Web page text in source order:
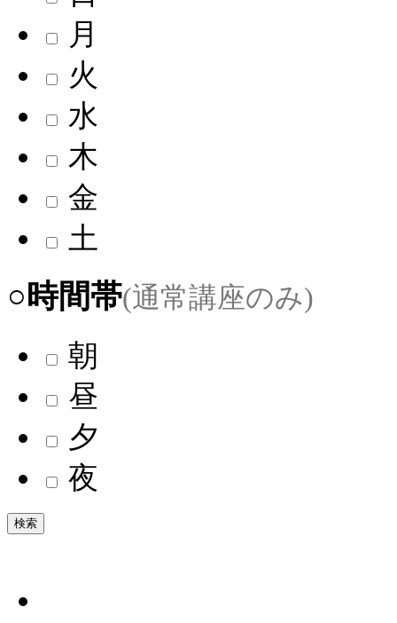
月
火
水
木
金
土
○時間帯(通常講座のみ)
朝
昼
夕
夜
検索